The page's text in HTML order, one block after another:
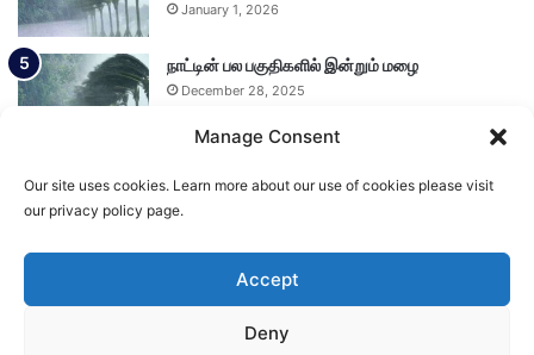
Manage Consent
Our site uses cookies. Learn more about our use of cookies please visit
our privacy policy page.
Accept
Deny
January 1, 2026
நாட்டின் பல பகுதிகளில் இன்றும் மழை
December 28, 2025
Load More